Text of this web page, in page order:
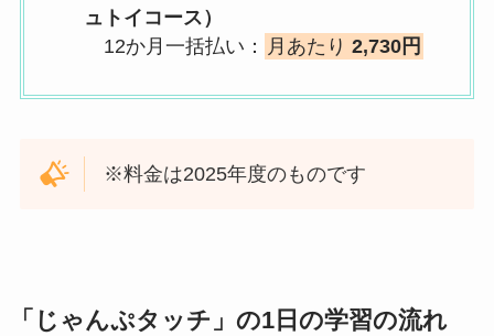
ュトイコース）
12か月一括払い：
月あたり 2,730円
※料金は2025年度のものです
「じゃんぷタッチ」の1日の学習の流れ